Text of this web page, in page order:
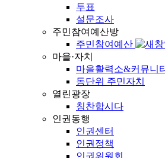
투표
설문조사
주민참여예산방
주민참여예산
마을·자치
마을활력소&커뮤니
동단위 주민자치
열린광장
칭찬합시다
인권동행
인권센터
인권정책
인권위원회